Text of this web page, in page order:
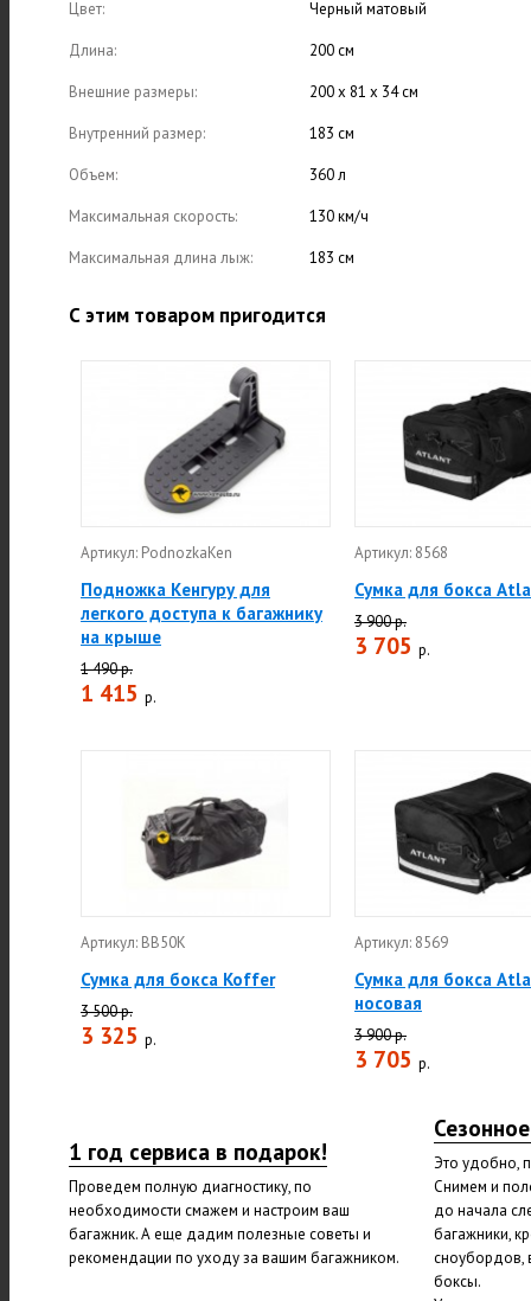
Цвет: Черный матовый
Длина: 200 см
Внешние размеры: 200 х 81 х 34 см
Внутренний размер: 183 см
Объем: 360 л
Максимальная скорость: 130 км/ч
Максимальная длина лыж: 183 см
С этим товаром пригодится
Артикул: PodnozkaKen
Подножка Кенгуру для
легкого доступа к багажнику
на крыше
1 490 р.
1 415 р.
Артикул: 8568
Сумка для бокса
3 900 р.
3 705 р.
Артикул: BB50K
Сумка для бокса Koffer
3 500 р.
3 325 р.
Артикул: 8569
Сумка для бокса
носовая
3 900 р.
3 705 р.
1 год сервиса в подарок!
Проведем полную диагностику, по
необходимости смажем и настроим ваш
багажник. А еще дадим полезные советы и
рекомендации по уходу за вашим багажником.
Это удобно,
Снимем и
до начала
багажники,
сноубордов,
боксы.